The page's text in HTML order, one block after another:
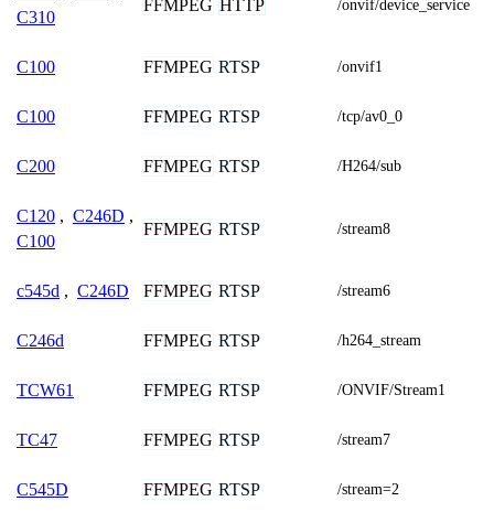
C310
FFMPEG HTTP /onvif/device_service
C100 FFMPEG RTSP /onvif1
C100 FFMPEG RTSP /tcp/av0_0
C200 FFMPEG RTSP /H264/sub
C120 , C246D ,
C100
FFMPEG RTSP /stream8
c545d , C246D FFMPEG RTSP /stream6
C246d FFMPEG RTSP /h264_stream
TCW61 FFMPEG RTSP /ONVIF/Stream1
TC47 FFMPEG RTSP /stream7
C545D FFMPEG RTSP /stream=2